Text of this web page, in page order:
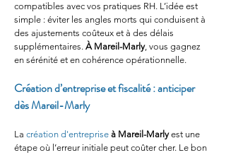
compatibles avec vos pratiques RH. L’idée est
simple : éviter les angles morts qui conduisent à
des ajustements coûteux et à des délais
supplémentaires. À Mareil-Marly, vous gagnez
en sérénité et en cohérence opérationnelle.
Création d’entreprise et fiscalité : anticiper
dès Mareil-Marly
La création d'entreprise à Mareil-Marly est une
étape où l’erreur initiale peut coûter cher. Le bon